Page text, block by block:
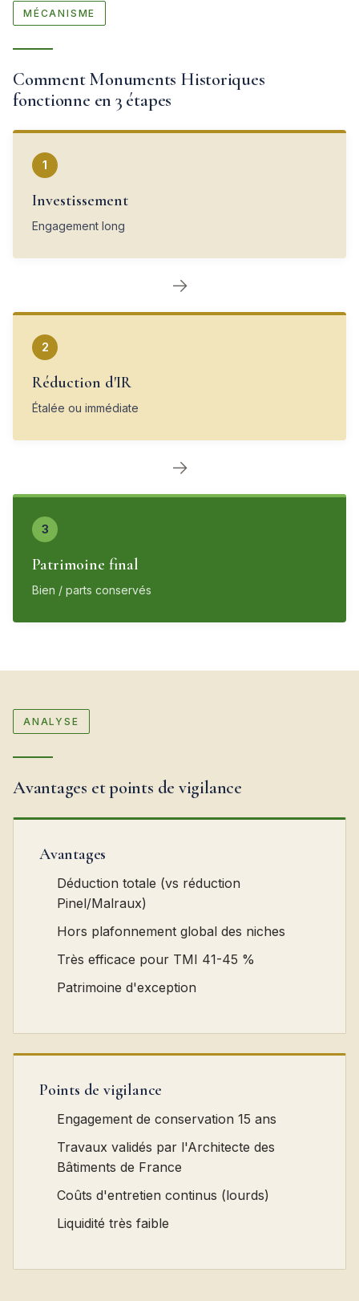
MÉCANISME
Comment Monuments Historiques
fonctionne en 3 étapes
1
Investissement
Engagement long
→
2
Réduction d'IR
Étalée ou immédiate
→
3
Patrimoine final
Bien / parts conservés
ANALYSE
Avantages et points de vigilance
Avantages
Déduction totale (vs réduction
Pinel/Malraux)
Hors plafonnement global des niches
Très efficace pour TMI 41-45 %
Patrimoine d'exception
Points de vigilance
Engagement de conservation 15 ans
Travaux validés par l'Architecte des
Bâtiments de France
Coûts d'entretien continus (lourds)
Liquidité très faible